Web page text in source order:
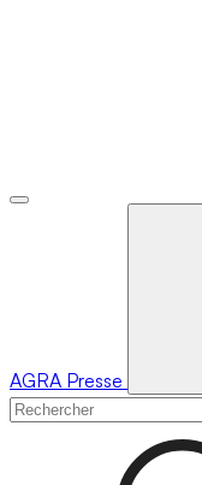
AGRA Presse